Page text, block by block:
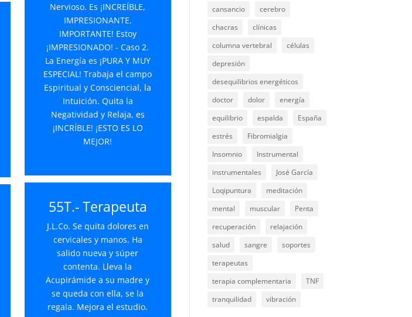
Nervioso. Es ¡INCREÍBLE,
IMPRESIONANTE,
IMPORTANTE! Estoy
¡IMPRESIONADO! - Caso 2.
La Energía es ¡PURA Y MUY
ESPECIAL! Trabaja el campo
Espiritual y Consciencial, la
Intuición. Quita la
Negatividad y Relaja, es
¡INCRÍBLE! ¡ESTO ES LO
MEJOR!
55T.- Terapeuta
J.L.Co. Se quita dolores en
cervicales y manos. Ha
salido nueva y súper
contenta. Lleva la
Acupirámide a su madre y
se queda con ella, se la
regala. Mejora el estudio.
cansancio
cerebro
chacras
clínicas
columna vertebral
células
depresión
desequilibrios energéticos
doctor
dolor
energía
equilibrio
espalda
España
estrés
Fibromialgia
Insomnio
Instrumental
instrumentales
José García
Loqipuntura
meditación
mental
muscular
Penta
recuperación
relajación
salud
sangre
soportes
terapeutas
terapia complementaria
TNF
tranquilidad
vibración